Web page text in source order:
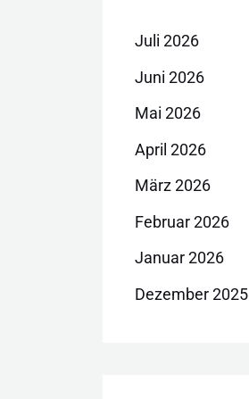
Juli 2026
Juni 2026
Mai 2026
April 2026
März 2026
Februar 2026
Januar 2026
Dezember 2025